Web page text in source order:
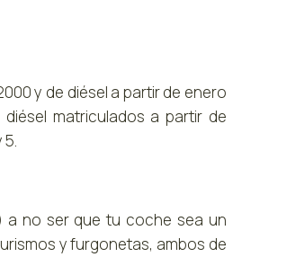
y de diésel a partir de enero
matriculados a partir de
5.
a no ser que tu coche sea un
y furgonetas, ambos de